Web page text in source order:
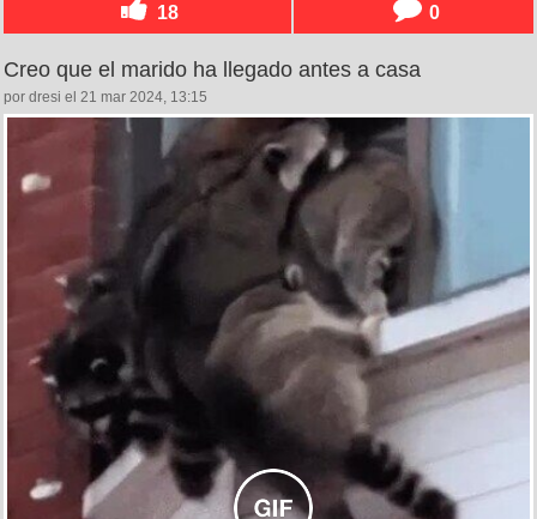
18 0
Creo que el marido ha llegado antes a casa
por dresi el 21 mar 2024, 13:15